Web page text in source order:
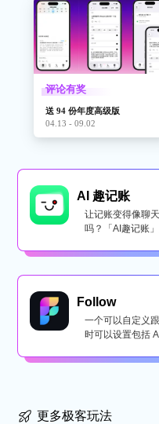
评论有奖
送 94 份年度高级版
04.13 - 09.02
AI 趣记账
让记账变得像聊
吗？「AI趣记账
Follow
一个可以自定义
时可以设置包括
更多极客玩法